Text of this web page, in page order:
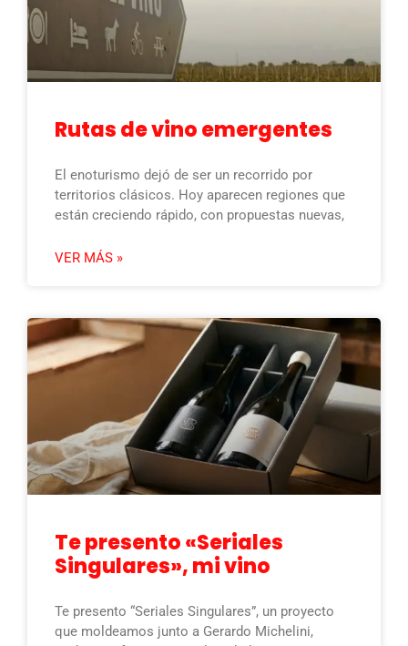
Rutas de vino emergentes
El enoturismo dejó de ser un recorrido por
territorios clásicos. Hoy aparecen regiones que
están creciendo rápido, con propuestas nuevas,
VER MÁS »
Te presento «Seriales
Singulares», mi vino
Te presento “Seriales Singulares”, un proyecto
que moldeamos junto a Gerardo Michelini,